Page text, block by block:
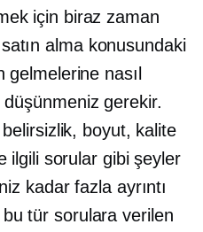
için biraz zaman
alma konusundaki
gelmelerine nasıl
düşünmeniz gerekir.
boyut, kalite
ilgili sorular gibi şeyler
kadar fazla ayrıntı
tür sorulara verilen